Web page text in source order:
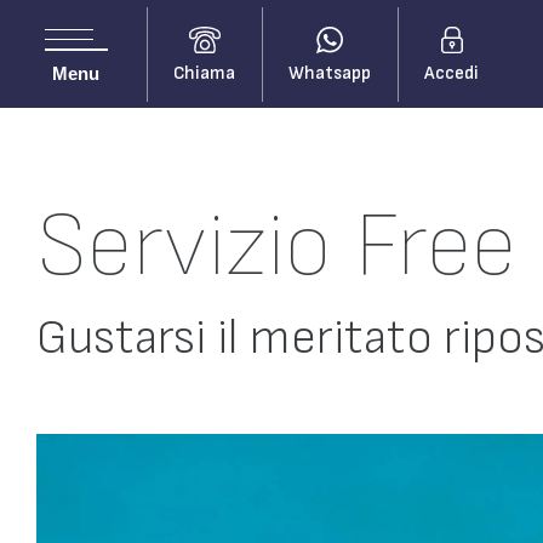
Menu Chiama Whatsapp Accedi
Servizio
Gustarsi il meritato